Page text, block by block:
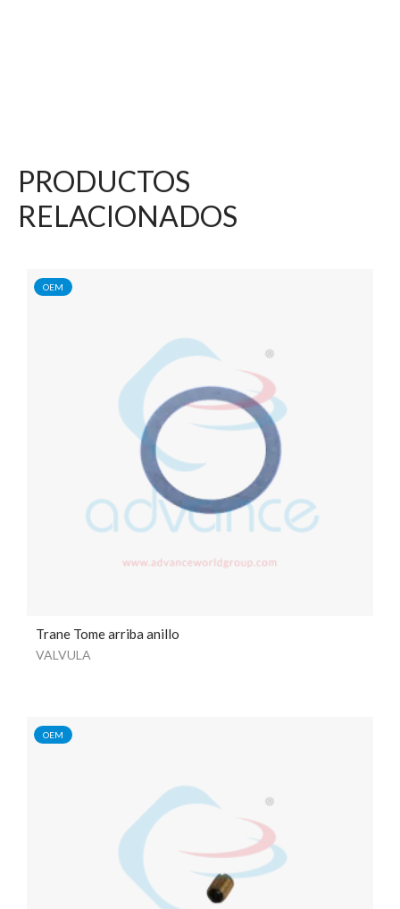
PRODUCTOS
RELACIONADOS
OEM
Trane Tome arriba anillo
VALVULA
OEM